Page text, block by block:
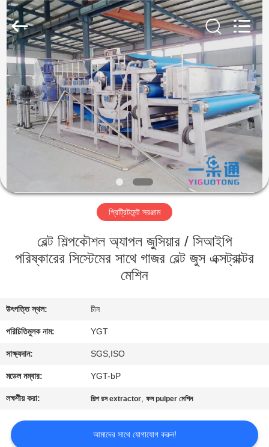
বাড়ি
পণ্য
ভিডিও
VR
প্রদর্শন
আমাদের
সম্পর্কে
ভ্রমণ
মান
নিয়ন্ত্রণ
করুন
IMP.&EXP.
CO.,LTD.
Rights
Reserved.
Developed
by
ECER
প্রিট্রিটমেন্ট সরঞ্জাম
বেল্ট শিল্পকৌশল অ্যাপল জুসিয়ার / সিআইপি
পরিষ্কারের সিস্টেমের সাথে গাজর বেল্ট জুস এক্সট্রাক্টর
মেশিন
উৎপত্তি স্থল: চীন
পরিচিতিমুলক নাম: YGT
সাক্ষ্যদান: SGS,ISO
মডেল নম্বার: YGT-bP
লক্ষণীয় করা: শিল্প রস extractor,ফল pulper মেশিন
আমাদের সাথে যোগাযোগ করুন!